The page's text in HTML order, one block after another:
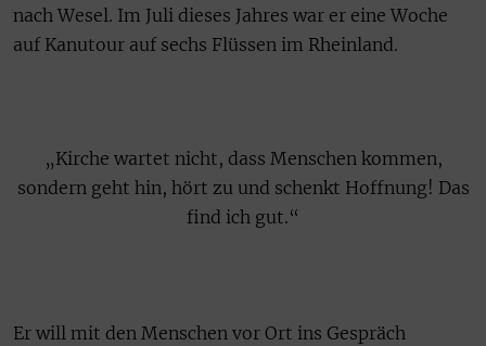
nach Wesel. Im Juli dieses Jahres war er eine Woche
auf Kanutour auf sechs Flüssen im Rheinland.
„Kirche wartet nicht, dass Menschen kommen,
sondern geht hin, hört zu und schenkt Hoffnung! Das
find ich gut.“
Er will mit den Menschen vor Ort ins Gespräch